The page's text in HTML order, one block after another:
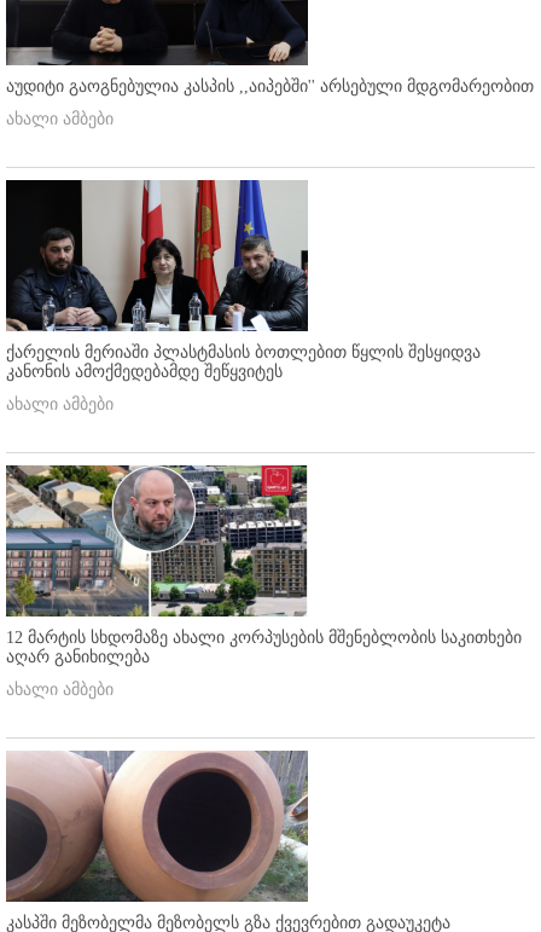
აუდიტი გაოგნებულია კასპის ,,აიპებში'' არსებული მდგომარეობით
ახალი ამბები
ქარელის მერიაში პლასტმასის ბოთლებით წყლის შესყიდვა
კანონის ამოქმედებამდე შეწყვიტეს
ახალი ამბები
12 მარტის სხდომაზე ახალი კორპუსების მშენებლობის საკითხები
აღარ განიხილება
ახალი ამბები
კასპში მეზობელმა მეზობელს გზა ქვევრებით გადაუკეტა